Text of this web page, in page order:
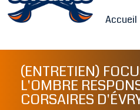
Accueil
(ENTRETIEN)
L'OMBRE
CORSAIRES